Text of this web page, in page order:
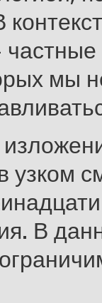
мы
узком
В